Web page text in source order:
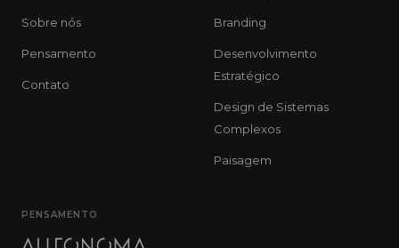
Sobre nós
Pensamento
Contato
Branding
Desenvolvimento
Estratégico
Design de Sistemas
Complexos
Paisagem
PENSAMENTO